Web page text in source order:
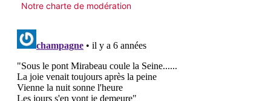
Notre charte de modération